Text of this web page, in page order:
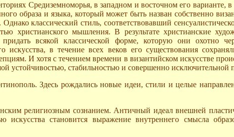
Средиземноморья, в западном и восточном его варианте,
образа и языка, который может быть назван собственно
классический стиль, соответствовавший
христианского мышления. В результате христианские
всякой классической форме, которую они охотно
искусства, в течение всех веков его существования
И хотя с течением времени в византийском искусстве
устойчивостью, стабильностью и совершенно исключительной
Здесь рождались новые идеи, стили и целые
религиозным сознанием. Античный идеал внешней
искусства становится выражение внутреннего смысла